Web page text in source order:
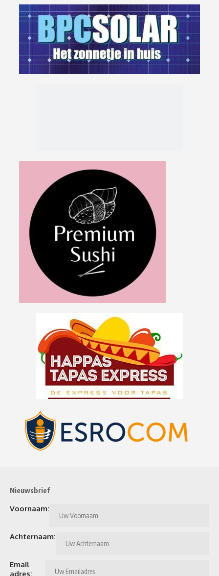
Nieuwsbrief
Voornaam:
Achternaam:
Email
adres: